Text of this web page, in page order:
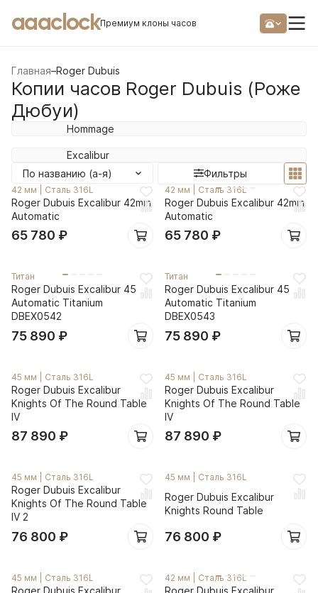
aaaclockПремиум клоны часов
Главная–Roger Dubuis
Копии часов Roger Dubuis (Роже
Дюбуи)
Hommage
Excalibur
По названию (а-я)
Фильтры
42 мм Сталь 316L
Roger Dubuis Excalibur 42mm
Automatic
65 780 ₽
42 мм Сталь 316L
Roger Dubuis Excalibur 42mm
Automatic
65 780 ₽
Титан
Roger Dubuis Excalibur 45
Automatic Titanium
DBEX0542
75 890 ₽
Титан
Roger Dubuis Excalibur 45
Automatic Titanium
DBEX0543
75 890 ₽
45 мм Сталь 316L
Roger Dubuis Excalibur
Knights Of The Round Table
IV
87 890 ₽
45 мм Сталь 316L
Roger Dubuis Excalibur
Knights Of The Round Table
IV
87 890 ₽
45 мм Сталь 316L
Roger Dubuis Excalibur
Knights Of The Round Table
IV 2
76 800 ₽
45 мм Сталь 316L
Roger Dubuis Excalibur
Knights Round Table
76 800 ₽
45 мм Сталь 316L
Roger Dubuis Excalibur
42 мм Сталь 316L
Roger Dubuis Excalibur